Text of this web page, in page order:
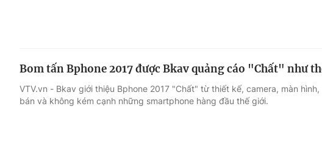
Bom tấn Bphone 2017 được Bkav quảng cáo "Chất" như
VTV.vn - Bkav giới thiệu Bphone 2017 "Chất" từ thiết kế, camera, màn
bán và không kém cạnh những smartphone hàng đầu thế giới.